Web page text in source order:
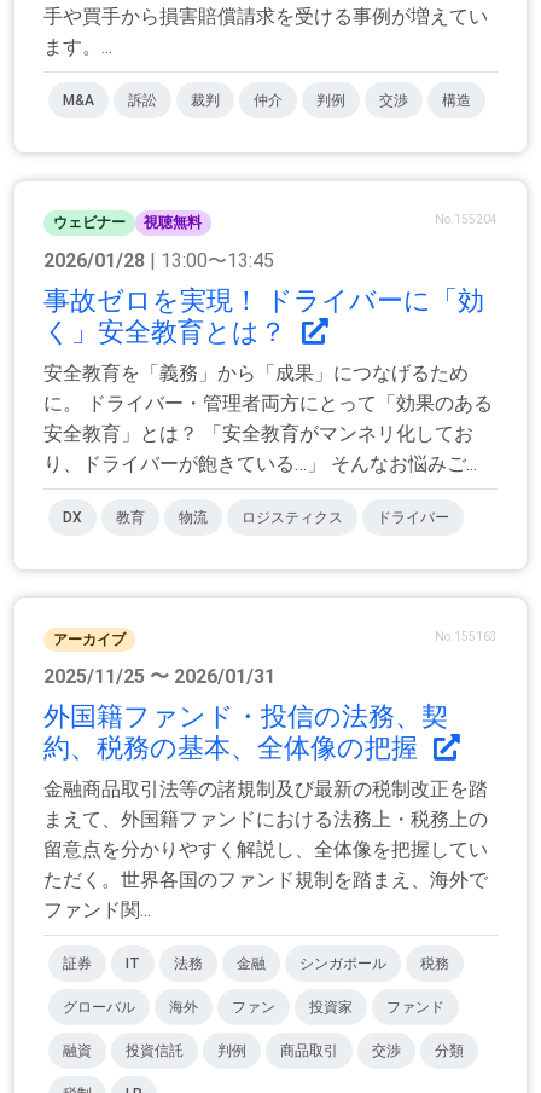
手や買手から損害賠償請求を受ける事例が増えてい
ます。...
M&A 訴訟 裁判 仲介 判例 交渉 構造
ウェビナー 視聴無料 No.155204
2026/01/28 | 13:00〜13:45
事故ゼロを実現！ ドライバーに「効
く」安全教育とは？
安全教育を「義務」から「成果」につなげるため
に。 ドライバー・管理者両方にとって「効果のある
安全教育」とは？ 「安全教育がマンネリ化してお
り、ドライバーが飽きている…」 そんなお悩みご...
DX 教育 物流 ロジスティクス ドライバー
アーカイブ No.155163
2025/11/25 〜 2026/01/31
外国籍ファンド・投信の法務、契
約、税務の基本、全体像の把握
金融商品取引法等の諸規制及び最新の税制改正を踏
まえて、外国籍ファンドにおける法務上・税務上の
留意点を分かりやすく解説し、全体像を把握してい
ただく。世界各国のファンド規制を踏まえ、海外で
ファンド関...
証券 IT 法務 金融 シンガポール 税務
グローバル 海外 ファン 投資家 ファンド
融資 投資信託 判例 商品取引 交渉 分類